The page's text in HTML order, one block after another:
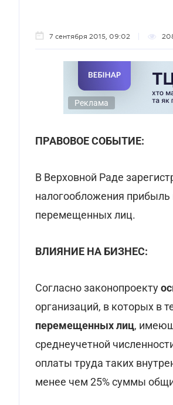
7 сентября 2015, 09:02
Реклама
ПРАВОВОЕ СОБЫТИЕ:
В Верховной Раде
налогообложения прибыль
перемещенных лиц.
ВЛИЯНИЕ НА БИЗНЕС:
Согласно законопроекту
организаций, в которых в
перемещенных лиц,
среднеучетной
оплаты труда таких
менее чем 25% суммы